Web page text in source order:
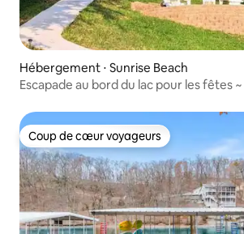
Hébergement ⋅ Sunrise Beach
Escapade au bord du lac pour les fêtes
Coup de cœur voyageurs
Coup de cœur voyageurs